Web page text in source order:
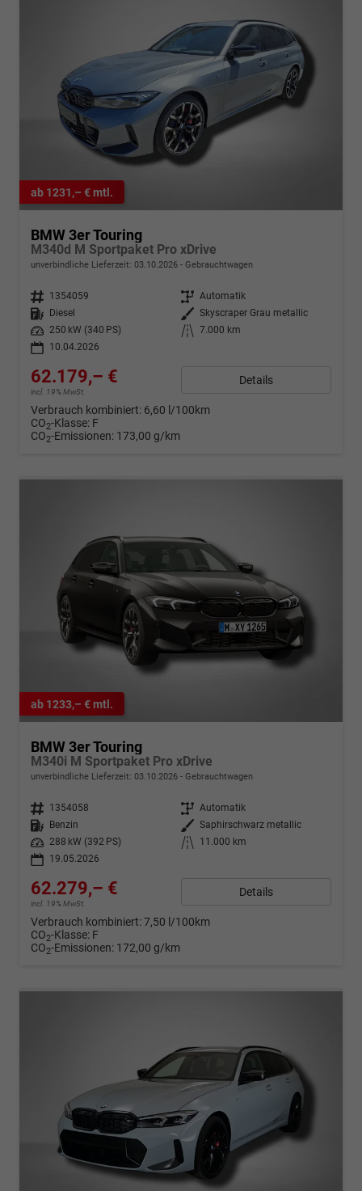
ab 1231,– € mtl.
BMW 3er Touring
M340d M Sportpaket Pro xDrive
unverbindliche Lieferzeit: 03.10.2026 Gebrauchtwagen
Fahrzeugnr. 1354059 Getriebe Automatik
Kraftstoff
Diesel Außenfarbe Skyscraper Grau metallic
Leistung
250 kW (340 PS) Kilometerstand
7.000 km
10.04.2026
62.179,– €
incl. 19% MwSt.
Details
Verbrauch kombiniert: 6,60 l/100km
CO2-Klasse: F
CO2-Emissionen: 173,00 g/km
ab 1233,– € mtl.
BMW 3er Touring
M340i M Sportpaket Pro xDrive
unverbindliche Lieferzeit: 03.10.2026 Gebrauchtwagen
Fahrzeugnr. 1354058 Getriebe Automatik
Kraftstoff
Benzin Außenfarbe Saphirschwarz metallic
Leistung
288 kW (392 PS) Kilometerstand
11.000 km
19.05.2026
62.279,– €
incl. 19% MwSt.
Details
Verbrauch kombiniert:7,50 l/100km
CO2-Klasse: F
CO2-Emissionen: 172,00 g/km